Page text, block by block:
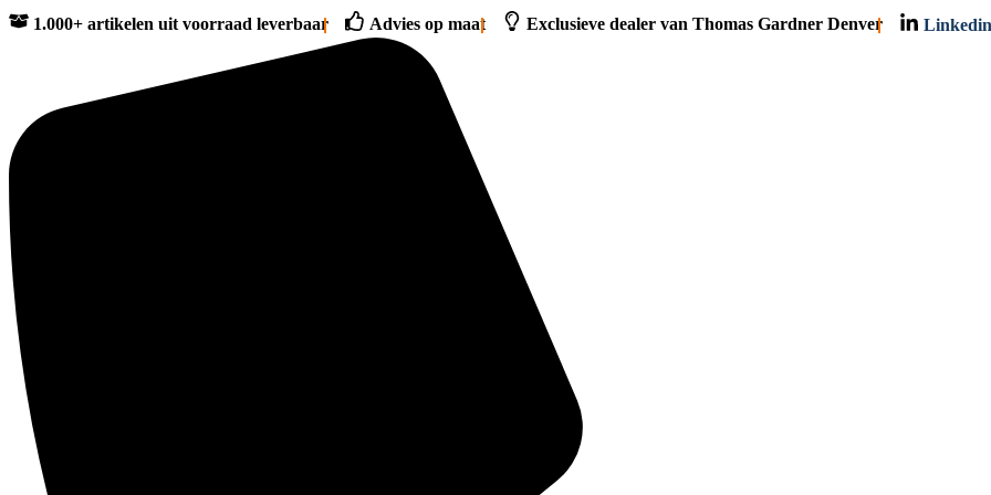
1.000+ artikelen uit voorraad leverbaar Advies op maat Exclusieve dealer van Thomas Gardner Denver Linkedin